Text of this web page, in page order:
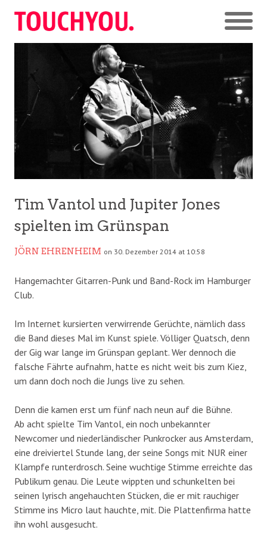
Tim Vantol und Jupiter Jones
spielten im Grünspan
JÖRN EHRENHEIM on 30. Dezember 2014 at 10:58
Hangemachter Gitarren-Punk und Band-Rock im Hamburger
Club.
Im Internet kursierten verwirrende Gerüchte, nämlich dass
die Band dieses Mal im Kunst spiele. Völliger Quatsch, denn
der Gig war lange im Grünspan geplant. Wer dennoch die
falsche Fährte aufnahm, hatte es nicht weit bis zum Kiez,
um dann doch noch die Jungs live zu sehen.
Denn die kamen erst um fünf nach neun auf die Bühne.
Ab acht spielte Tim Vantol, ein noch unbekannter
Newcomer und niederländischer Punkrocker aus Amsterdam,
eine dreiviertel Stunde lang, der seine Songs mit NUR einer
Klampfe runterdrosch. Seine wuchtige Stimme erreichte das
Publikum genau. Die Leute wippten und schunkelten bei
seinen lyrisch angehauchten Stücken, die er mit rauchiger
Stimme ins Micro laut hauchte, mit. Die Plattenfirma hatte
ihn wohl ausgesucht.